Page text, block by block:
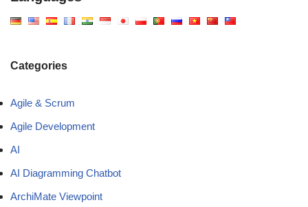
Categories
Agile & Scrum
Agile Development
AI
AI Diagramming Chatbot
ArchiMate Viewpoint